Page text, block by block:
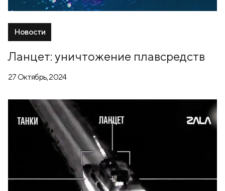
Новости
Ланцет: уничтожение плавсредств
27 Октябрь, 2024